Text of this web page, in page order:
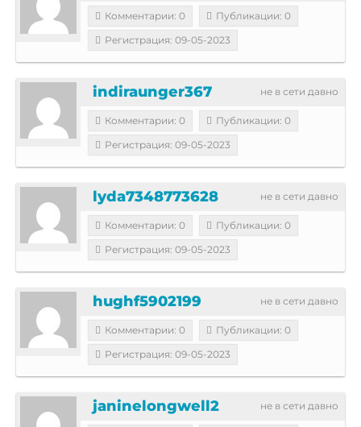
Комментарии: 0
Публикации: 0
Регистрация: 09-05-2023
не в сети давно
indiraunger367
Комментарии: 0
Публикации: 0
Регистрация: 09-05-2023
не в сети давно
lyda7348773628
Комментарии: 0
Публикации: 0
Регистрация: 09-05-2023
не в сети давно
hughf5902199
Комментарии: 0
Публикации: 0
Регистрация: 09-05-2023
не в сети давно
janinelongwell2